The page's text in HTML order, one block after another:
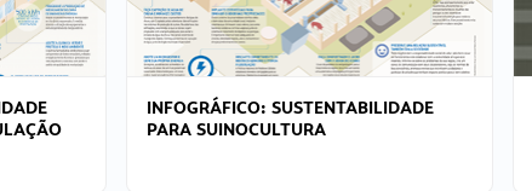
INFOGRÁFICO: SUSTENTABILIDADE
PARA SUINOCULTURA